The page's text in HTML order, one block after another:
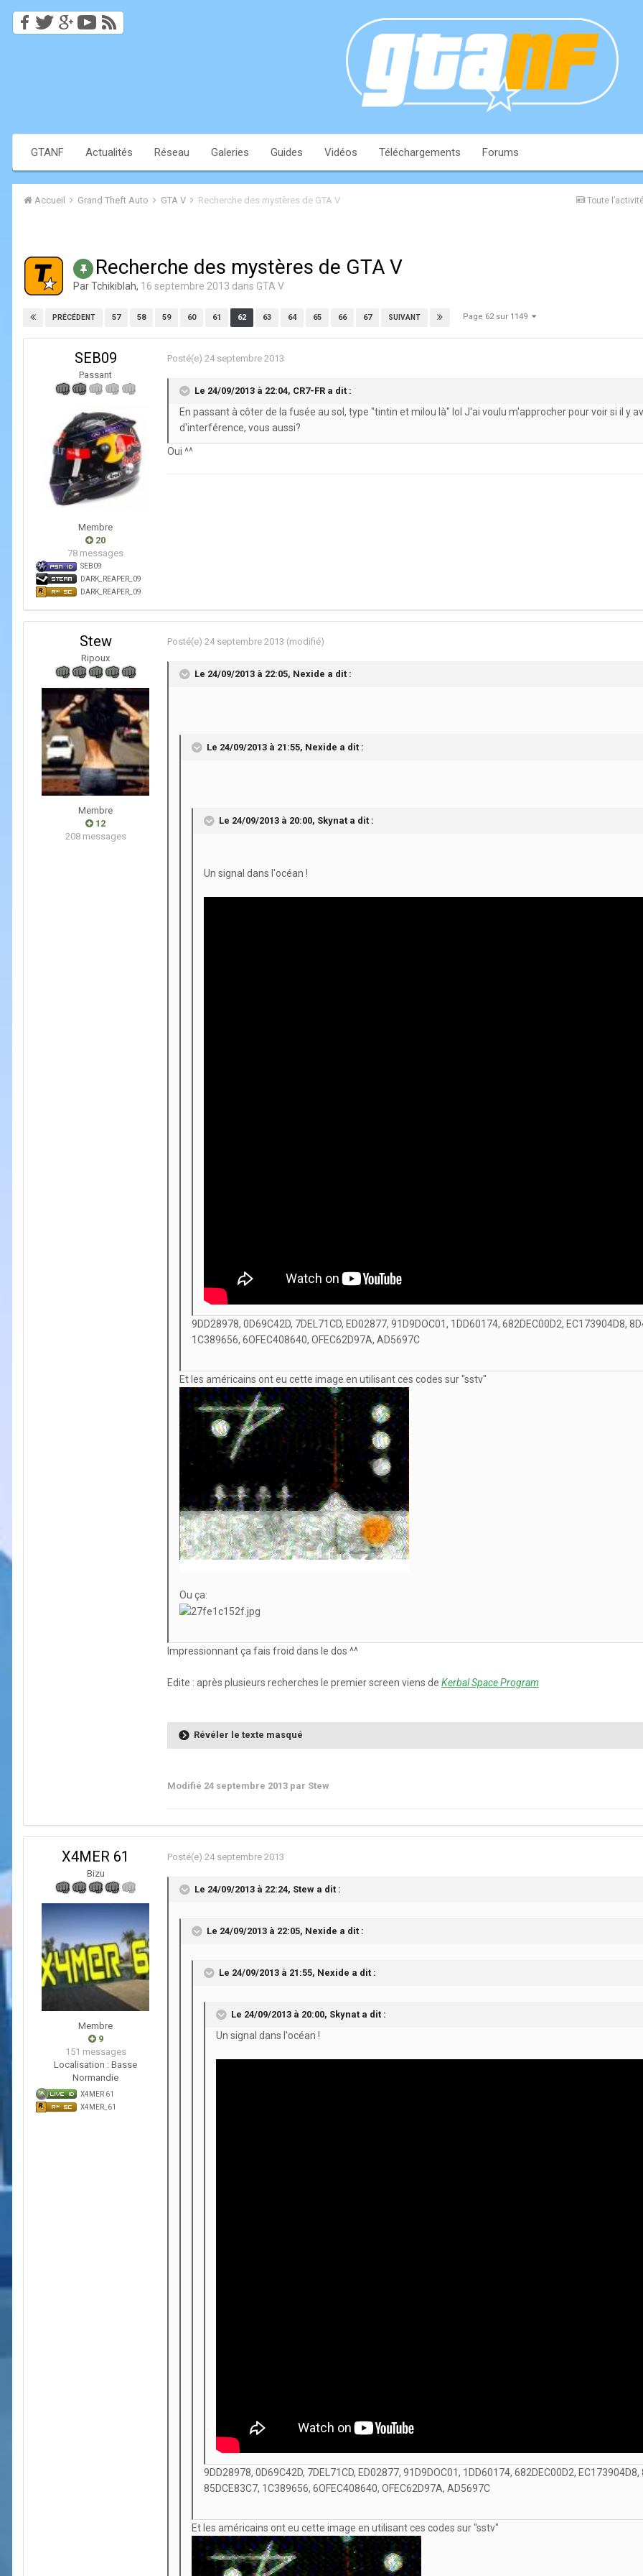
GTANF Actualités Réseau Galeries Guides Vidéos Téléchargements Forums
Toute
Accueil Grand Theft Auto GTA V Recherche des mystères de GTA V
Recherche des mystères de GTA V
ParTchikiblah, 16 septembre 2013 dans GTA V
PRÉCÉDENT 57 58 59 60 61 62 63 64 65 66 67 SUIVANT Page 62 sur 1149
SEB09
Passant
Membre
20
78 messages
SEB09
DARK_REAPER_09
DARK_REAPER_09
Posté(e) 24 septembre 2013
Le 24/09/2013 à 22:04, CR7-FR a dit :
En passant à côter de la fusée au sol, type "tintin et milou là" lol J'ai voulu m'approcher pour voir si il y
d'interférence, vous aussi?
Oui ^^
Stew
Ripoux
Membre
12
208 messages
Posté(e) 24 septembre 2013 (modifié)
Le 24/09/2013 à 22:05, Nexide a dit :
Le 24/09/2013 à 21:55, Nexide a dit :
Le 24/09/2013 à 20:00, Skynat a dit :
Un signal dans l'océan !
9DD28978, 0D69C42D, 7DEL71CD, ED02877, 91D9DOC01, 1DD60174, 682DEC00D2, EC173904D8,
1C389656, 6OFEC408640, OFEC62D97A, AD5697C
Et les américains ont eu cette image en utilisant ces codes sur "sstv"
Ou ça:
Impressionnant ça fais froid dans le dos ^^
Edite : après plusieurs recherches le premier screen viens de Kerbal Space Program
Révéler le texte masqué
Modifié 24 septembre 2013 par Stew
X4MER 61
Bizu
Membre
9
151 messages
Localisation : Basse
Normandie
X4MER 61
X4MER_61
Posté(e) 24 septembre 2013
Le 24/09/2013 à 22:24, Stew a dit :
Le 24/09/2013 à 22:05, Nexide a dit :
Le 24/09/2013 à 21:55, Nexide a dit :
Le 24/09/2013 à 20:00, Skynat a dit :
Un signal dans l'océan !
9DD28978, 0D69C42D, 7DEL71CD, ED02877, 91D9DOC01, 1DD60174, 682DEC00D2,
85DCE83C7, 1C389656, 6OFEC408640, OFEC62D97A, AD5697C
Et les américains ont eu cette image en utilisant ces codes sur "sstv"